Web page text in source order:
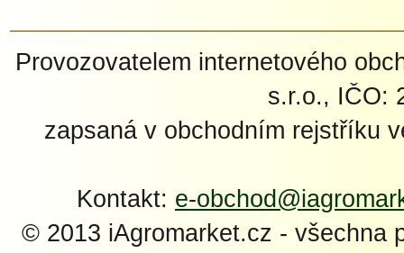
Provozovatelem internetového
s.r.o., IČO:
zapsaná v obchodním rejstříku
Kontakt: e-
© 2013 iAgromarket.cz - všechna